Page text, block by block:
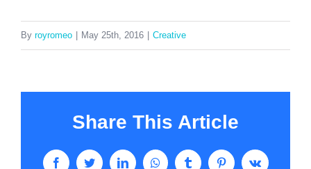
By royromeo | May 25th, 2016 | Creative
Share This Article
FacebookTwitterLinkedInWhatsAppTumblrPinterestVk